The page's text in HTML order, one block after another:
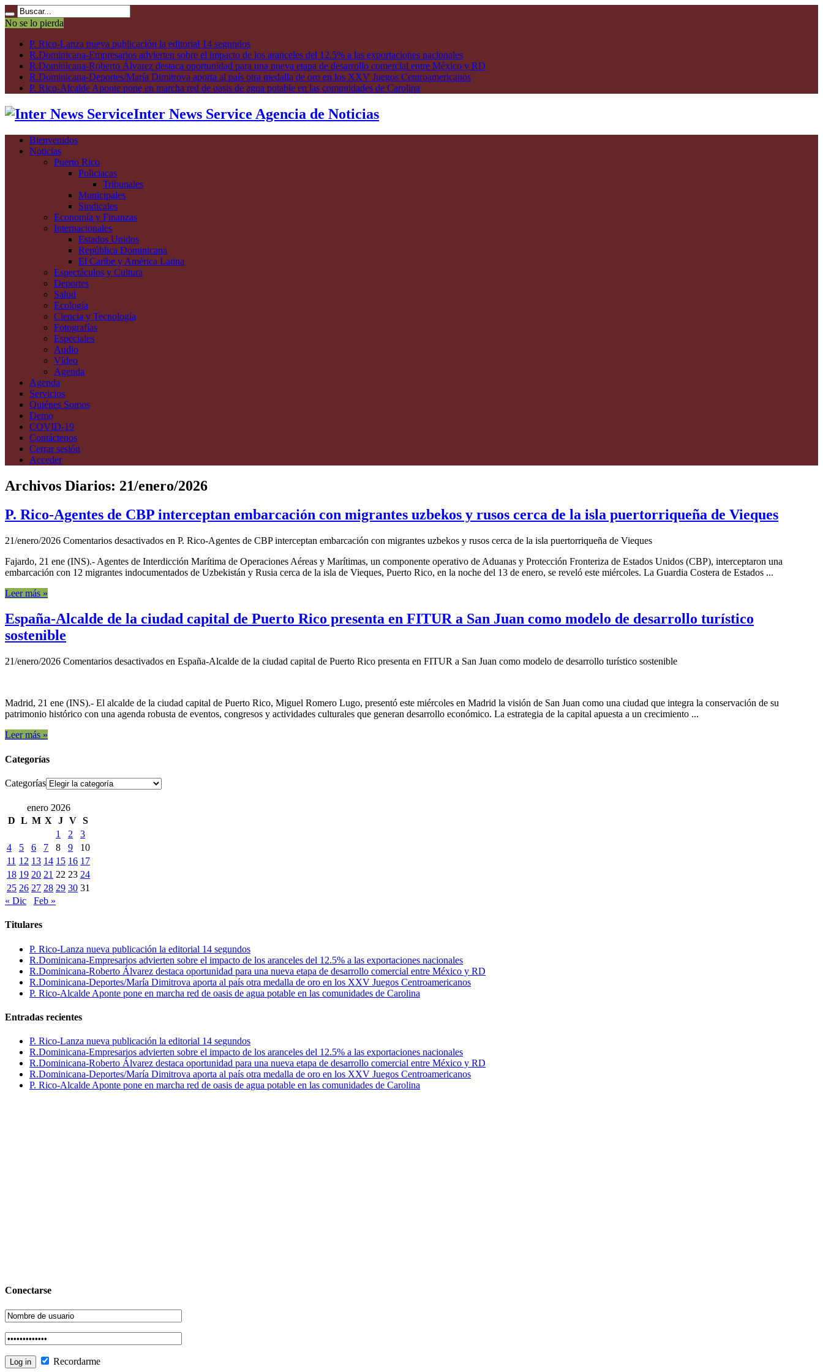
No se lo pierda
P. Rico-Lanza nueva publicación la editorial 14 segundos
R.Dominicana-Empresarios advierten sobre el impacto de los aranceles del 12.5% a las exportaciones nacionales
R.Dominicana-Roberto Álvarez destaca oportunidad para una nueva etapa de desarrollo comercial entre México y RD
R.Dominicana-Deportes/María Dimitrova aporta al país otra medalla de oro en los XXV Juegos Centroamericanos
P. Rico-Alcalde Aponte pone en marcha red de oasis de agua potable en las comunidades de Carolina
Inter News Service Agencia de Noticias
Bienvenidos
Noticias
Puerto Rico
Policiacas
Tribunales
Municipales
Sindicales
Economía y Finanzas
Internacionales
Estados Unidos
República Dominicana
El Caribe y América Latina
Espectáculos y Cultura
Deportes
Salud
Ecología
Ciencia y Tecnología
Fotografías
Especiales
Audio
Vídeo
Agenda
Agenda
Servicios
Quiénes Somos
Demo
COVID-19
Contáctenos
Cerrar sesión
Acceder
Archivos Diarios: 21/enero/2026
P. Rico-Agentes de CBP interceptan embarcación con migrantes uzbekos y rusos cerca de la isla puertorriqueña de Vieques
21/enero/2026 Comentarios desactivados en P. Rico-Agentes de CBP interceptan embarcación con migrantes uzbekos y rusos cerca de la isla puertorriqueña de Vieques
Fajardo, 21 ene (INS).- Agentes de Interdicción Marítima de Operaciones Aéreas y Marítimas, un componente operativo de Aduanas y Protección Fronteriza de Estados Unidos (CBP), interceptaron una
embarcación con 12 migrantes indocumentados de Uzbekistán y Rusia cerca de la isla de Vieques, Puerto Rico, en la noche del 13 de enero, se reveló este miércoles. La Guardia Costera de Estados ...
Leer más »
España-Alcalde de la ciudad capital de Puerto Rico presenta en FITUR a San Juan como modelo de desarrollo turístico
sostenible
21/enero/2026 Comentarios desactivados en España-Alcalde de la ciudad capital de Puerto Rico presenta en FITUR a San Juan como modelo de desarrollo turístico sostenible
Madrid, 21 ene (INS).- El alcalde de la ciudad capital de Puerto Rico, Miguel Romero Lugo, presentó este miércoles en Madrid la visión de San Juan como una ciudad que integra la conservación de su
patrimonio histórico con una agenda robusta de eventos, congresos y actividades culturales que generan desarrollo económico. La estrategia de la capital apuesta a un crecimiento ...
Leer más »
Categorías
Categorías
enero 2026
D L M X J V S
1
2
3
4
5 6 7 8 9
10
11 12 13 14 15 16 17
18 19 20 21 22 23 24
25 26 27 28 29 30 31
« Dic
Feb »
Titulares
P. Rico-Lanza nueva publicación la editorial 14 segundos
R.Dominicana-Empresarios advierten sobre el impacto de los aranceles del 12.5% a las exportaciones nacionales
R.Dominicana-Roberto Álvarez destaca oportunidad para una nueva etapa de desarrollo comercial entre México y RD
R.Dominicana-Deportes/María Dimitrova aporta al país otra medalla de oro en los XXV Juegos Centroamericanos
P. Rico-Alcalde Aponte pone en marcha red de oasis de agua potable en las comunidades de Carolina
Entradas recientes
P. Rico-Lanza nueva publicación la editorial 14 segundos
R.Dominicana-Empresarios advierten sobre el impacto de los aranceles del 12.5% a las exportaciones nacionales
R.Dominicana-Roberto Álvarez destaca oportunidad para una nueva etapa de desarrollo comercial entre México y RD
R.Dominicana-Deportes/María Dimitrova aporta al país otra medalla de oro en los XXV Juegos Centroamericanos
P. Rico-Alcalde Aponte pone en marcha red de oasis de agua potable en las comunidades de Carolina
Conectarse
Recordarme